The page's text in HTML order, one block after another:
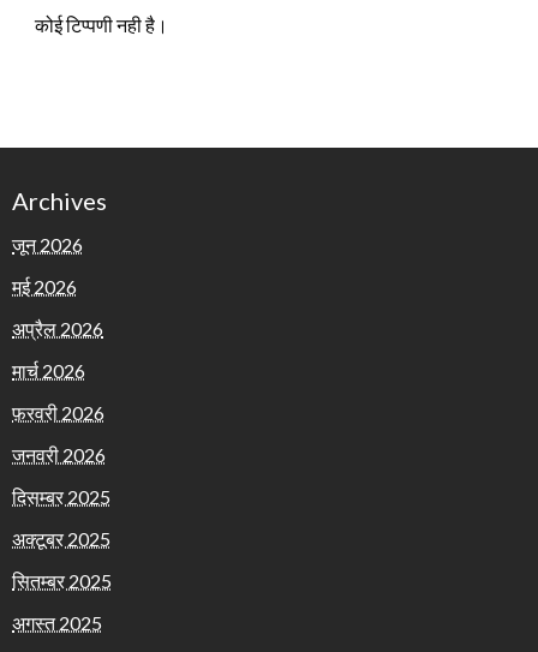
कोई टिप्पणी नही है।
Archives
जून 2026
मई 2026
अप्रैल 2026
मार्च 2026
फ़रवरी 2026
जनवरी 2026
दिसम्बर 2025
अक्टूबर 2025
सितम्बर 2025
अगस्त 2025